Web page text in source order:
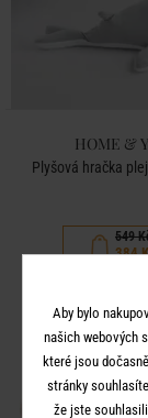
HOME &
Plyšová hračka
549
384
Aby bylo
našich webových
které jsou
stránky
že jste